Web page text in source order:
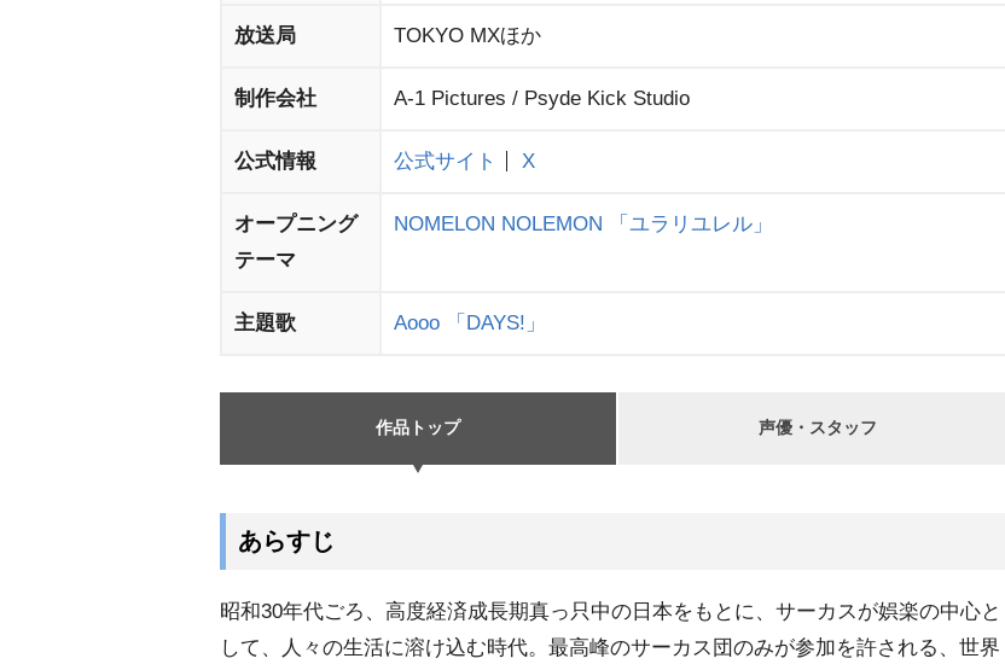
放送局 TOKYO MXほか
制作会社 A-1 Pictures / Psyde Kick Studio
公式情報 公式サイト X
オープニング
テーマ
NOMELON NOLEMON 「ユラリユレル」
主題歌 Aooo 「DAYS!」
作品トップ 声優・スタッフ
あらすじ
昭和30年代ごろ、高度経済成長期真っ只中の日本をもとに、サーカスが娯楽の中心と
して、人々の生活に溶け込む時代。最高峰のサーカス団のみが参加を許される、世界